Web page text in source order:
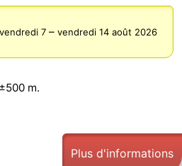
vendredi 7 – vendredi 14 août 2026
m.
Plus d'informations